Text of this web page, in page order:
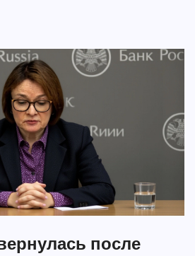
после